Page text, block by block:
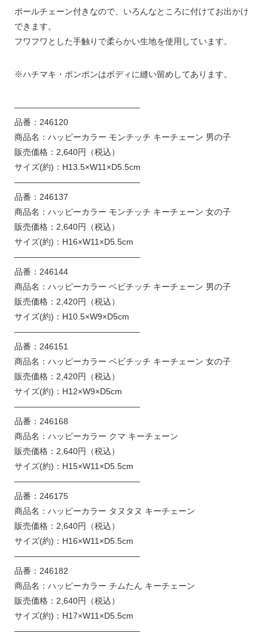
ボールチェーン付きなので、いろんなところに付けてお出かけ
できます。
フワフワとした手触りで柔らかい生地を使用しています。
※ハチマキ・ポンポンはボディに縫い留めしてあります。
———————————————
品番：246120
商品名：ハッピーカラー モンチッチ キーチェーン 男の子
販売価格：2,640円（税込）
サイズ(約)：H13.5×W11×D5.5cm
———————————————
品番：246137
商品名：ハッピーカラー モンチッチ キーチェーン 女の子
販売価格：2,640円（税込）
サイズ(約)：H16×W11×D5.5cm
———————————————
品番：246144
商品名：ハッピーカラー ベビチッチ キーチェーン 男の子
販売価格：2,420円（税込）
サイズ(約)：H10.5×W9×D5cm
———————————————
品番：246151
商品名：ハッピーカラー ベビチッチ キーチェーン 女の子
販売価格：2,420円（税込）
サイズ(約)：H12×W9×D5cm
———————————————
品番：246168
商品名：ハッピーカラー クマ キーチェーン
販売価格：2,640円（税込）
サイズ(約)：H15×W11×D5.5cm
———————————————
品番：246175
商品名：ハッピーカラー タヌタヌ キーチェーン
販売価格：2,640円（税込）
サイズ(約)：H16×W11×D5.5cm
———————————————
品番：246182
商品名：ハッピーカラー チムたん キーチェーン
販売価格：2,640円（税込）
サイズ(約)：H17×W11×D5.5cm
———————————————